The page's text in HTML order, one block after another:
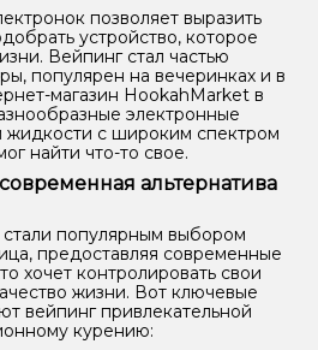
позволяет выразить
устройство, которое
Вейпинг стал частью
популярен на вечеринках и в
магазин HookahMarket в
электронные
жидкости с широким спектром
найти что-то свое.
альтернатива
популярным выбором
предоставляя современные
хочет контролировать свои
жизни. Вот ключевые
вейпинг привлекательной
курению: